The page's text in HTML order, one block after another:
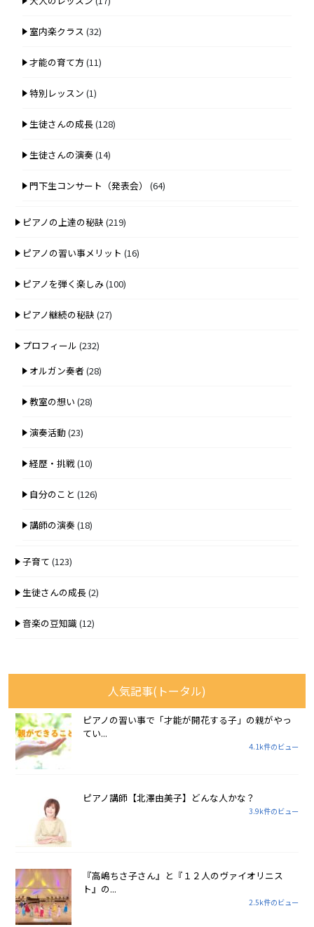
室内楽クラス (32)
才能の育て方 (11)
特別レッスン (1)
生徒さんの成長(128)
生徒さんの演奏(14)
門下生コンサート（発表会） (64)
ピアノの上達の秘訣 (219)
ピアノの習い事メリット (16)
ピアノを弾く楽しみ(100)
ピアノ継続の秘訣 (27)
プロフィール (232)
オルガン奏者 (28)
教室の想い (28)
演奏活動(23)
経歴・挑戦(10)
自分のこと (126)
講師の演奏(18)
子育て (123)
生徒さんの成長(2)
音楽の豆知識(12)
人気記事(トータル)
ピアノの習い事で「才能が開花する子」の親がやっ
てい...
4.1k件のビュー
ピアノ講師【北澤由美子】どんな人かな？
3.9k件のビュー
『高嶋ちさ子さん』と『１２人のヴァイオリニス
ト』の...
2.5k件のビュー